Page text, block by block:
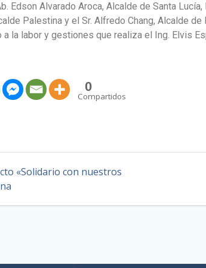
Edson Alvarado Aroca, Alcalde de Santa
Palestina y el Sr. Alfredo Chang, Alcalde
a la labor y gestiones que realiza el Ing. Elvis
0
Compartidos
«Solidario con nuestros